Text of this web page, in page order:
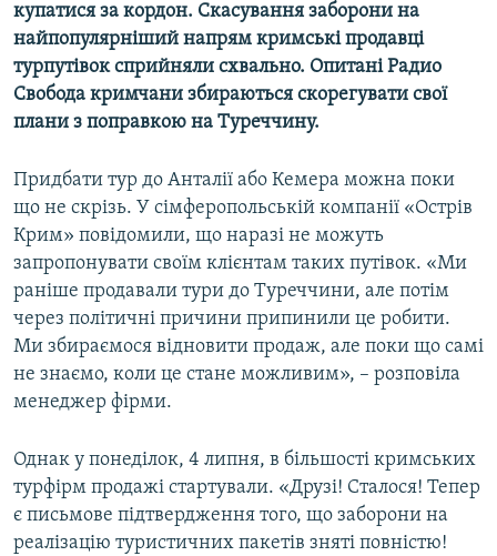
купатися за кордон. Скасування заборони на
найпопулярніший напрям кримські продавці
турпутівок сприйняли схвально. Опитані Радио
Свобода кримчани збираються скорегувати свої
плани з поправкою на Туреччину.
Придбати тур до Анталії або Кемера можна поки
що не скрізь. У сімферопольській компанії «Острів
Крим» повідомили, що наразі не можуть
запропонувати своїм клієнтам таких путівок. «Ми
раніше продавали тури до Туреччини, але потім
через політичні причини припинили це робити.
Ми збираємося відновити продаж, але поки що самі
не знаємо, коли це стане можливим», – розповіла
менеджер фірми.
Однак у понеділок, 4 липня, в більшості кримських
турфірм продажі стартували. «Друзі! Сталося! Тепер
є письмове підтвердження того, що заборони на
реалізацію туристичних пакетів зняті повністю!